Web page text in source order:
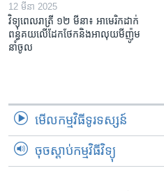
12 មីនា 2025
វិទ្យុពេលរាត្រី ១២ មីនា៖ អាមេរិក​ដាក់​
ពន្ធគយ​លើ​ដែកថែក​និង​អាលុយ​មីញ៉ូម​
នាំចូល
មើល​កម្មវិធី​ទូរទស្សន៍
ចុចស្តាប់កម្មវិធីវិទ្យុ